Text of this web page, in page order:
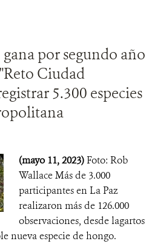
por segundo año
Ciudad
5.300 especies
(mayo 11, 2023)Foto: Rob
Wallace Más de 3.000
participantes en La Paz
realizaron más de 126.000
observaciones, desde lagartos
nueva especie de hongo.